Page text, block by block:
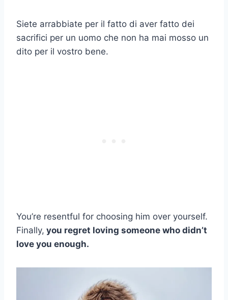
Siete arrabbiate per il fatto di aver fatto dei
sacrifici per un uomo che non ha mai mosso un
dito per il vostro bene.
You’re resentful for choosing him over yourself.
Finally, you regret loving someone who didn’t
love you enough.